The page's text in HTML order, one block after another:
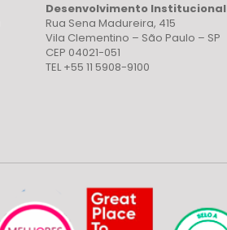
Desenvolvimento Institucional
Rua Sena Madureira, 415
Vila Clementino – São Paulo – SP
CEP 04021-051
TEL +55 11 5908-9100